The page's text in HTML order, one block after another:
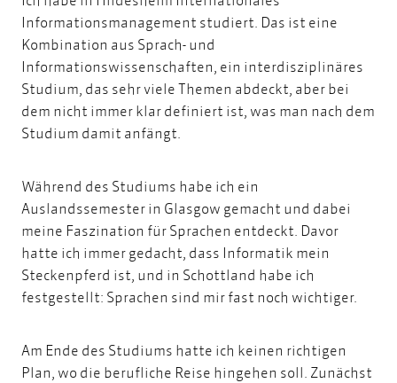
Informationsmanagement studiert. Das ist eine
Kombination aus Sprach- und
Informationswissenschaften, ein interdisziplinäres
Studium, das sehr viele Themen abdeckt, aber bei
dem nicht immer klar definiert ist, was man nach dem
Studium damit anfängt.
Während des Studiums habe ich ein
Auslandssemester in Glasgow gemacht und dabei
meine Faszination für Sprachen entdeckt. Davor
hatte ich immer gedacht, dass Informatik mein
Steckenpferd ist, und in Schottland habe ich
festgestellt: Sprachen sind mir fast noch wichtiger.
Am Ende des Studiums hatte ich keinen richtigen
Plan, wo die berufliche Reise hingehen soll. Zunächst